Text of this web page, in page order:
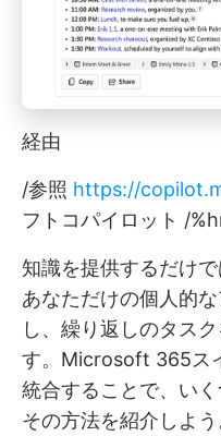
経由
/参照 https://
フトコパイロット /
知識を提供するだけ
あなただけの個人的
し、繰り返しのタス
す。Microsoft 365ス
統合することで、いく
その方法を紹介しよう